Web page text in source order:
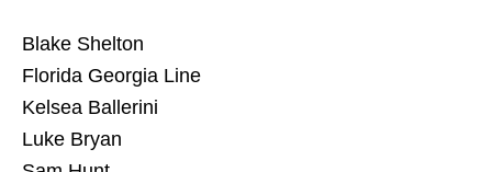
Blake Shelton
Florida Georgia Line
Kelsea Ballerini
Luke Bryan